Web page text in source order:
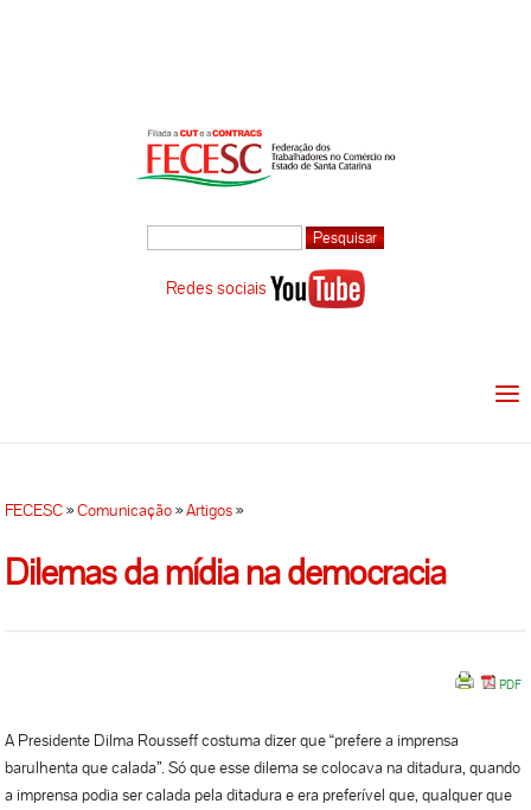
Redes sociais
FECESC»Comunicação»Artigos»
Dilemas da mídia na democracia
A Presidente Dilma Rousseff costuma dizer que “prefere a imprensa
barulhenta que calada”. Só que esse dilema se colocava na ditadura, quando
a imprensa podia ser calada pela ditadura e era preferível que, qualquer que